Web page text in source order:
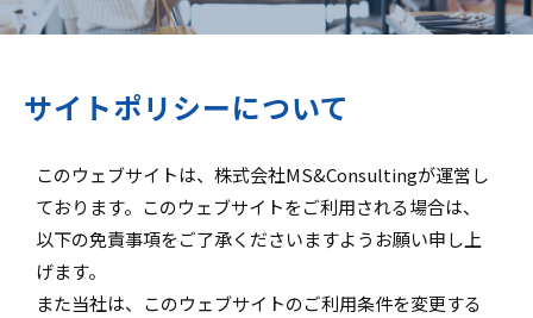
ニュース
企業情報
サイトポリシーについて
このウェブサイトは、株式会社MS&Consultingが運営し
ております。このウェブサイトをご利用される場合は、
以下の免責事項をご了承くださいますようお願い申し上
げます。
また当社は、このウェブサイトのご利用条件を変更する